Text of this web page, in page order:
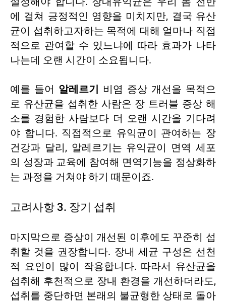
에 걸쳐 긍정적인 영향을 미치지만, 결국 유산
균이 섭취하고자하는 목적에 대해 얼마나 직접
적으로 관여할 수 있느냐에 따라 효과가 나타
나는데 오랜 시간이 소요됩니다.
예를 들어 알레르기
비염 증상 개선을 목적으
로 유산균을 섭취한 사람은 장 트러블 증상 해
소를 경험한 사람보다 더 오랜 시간을 기다려
야 합니다. 직접적으로 유익균이 관여하는 장
건강과 달리, 알레르기는 유익균이 면역 세포
의 성장과 교육에 참여해 면역기능을 정상화하
는 과정을 거쳐야 하기 때문이죠.
고려사항 3. 장기 섭취
마지막으로 증상이 개선된 이후에도 꾸준히 섭
취할 것을 권장합니다. 장내 세균 구성은 선천
적 요인이 많이 작용합니다. 따라서 유산균을
섭취해 후천적으로 장내 환경을 개선하더라도,
섭취를 중단하면 본래의 불균형한 상태로 돌아